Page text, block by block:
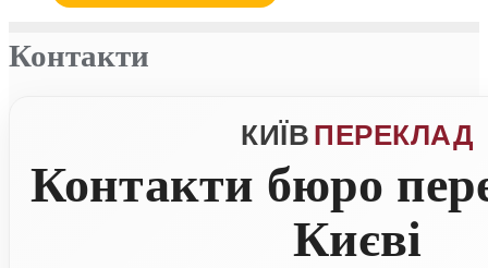
Контакти
КИЇВ ПЕРЕКЛАД
Контакти бюро
Києві